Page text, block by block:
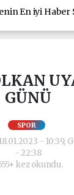
GÜNÜ
SPOR
- 10:39,
- 22:38
kez okundu.